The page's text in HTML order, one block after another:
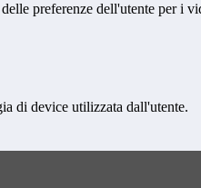
preferenze dell'utente per
di device utilizzata dall'utente.